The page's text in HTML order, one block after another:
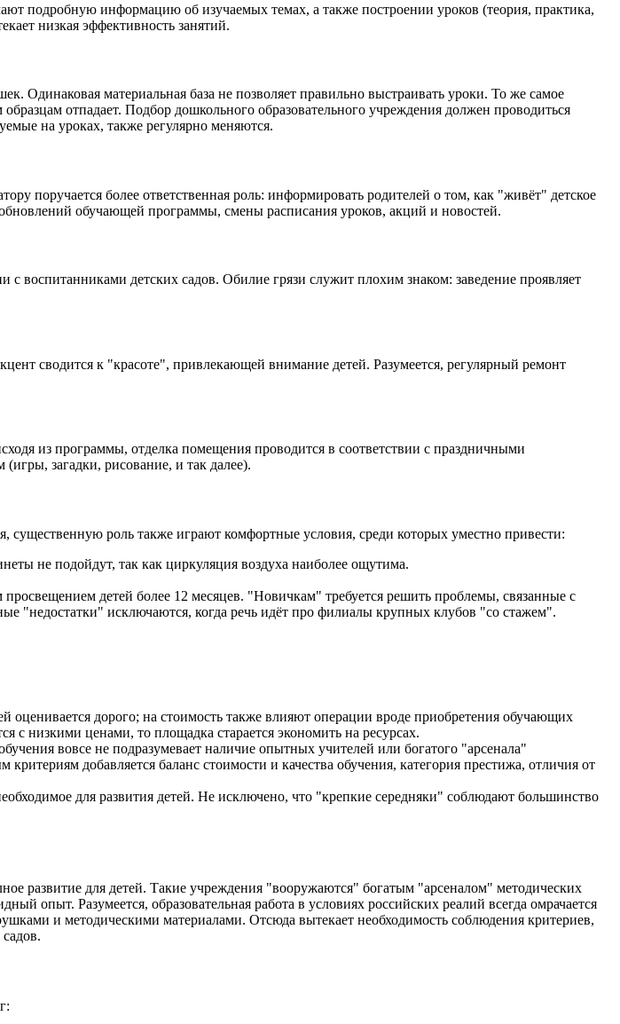
подробную информацию об изучаемых темах, а также построении уроков (теория, практика,
низкая эффективность занятий.
Одинаковая материальная база не позволяет правильно выстраивать уроки. То же самое
отпадает. Подбор дошкольного образовательного учреждения должен проводиться
на уроках, также регулярно меняются.
поручается более ответственная роль: информировать родителей о том, как "живёт" детское
обучающей программы, смены расписания уроков, акций и новостей.
с воспитанниками детских садов. Обилие грязи служит плохим знаком: заведение проявляет
сводится к "красоте", привлекающей внимание детей. Разумеется, регулярный ремонт
из программы, отделка помещения проводится в соответствии с праздничными
загадки, рисование, и так далее).
роль также играют комфортные условия, среди которых уместно привести:
не подойдут, так как циркуляция воздуха наиболее ощутима.
детей более 12 месяцев. "Новичкам" требуется решить проблемы, связанные с
"недостатки" исключаются, когда речь идёт про филиалы крупных клубов "со стажем".
оценивается дорого; на стоимость также влияют операции вроде приобретения обучающих
с низкими ценами, то площадка старается экономить на ресурсах.
вовсе не подразумевает наличие опытных учителей или богатого "арсенала"
добавляется баланс стоимости и качества обучения, категория престижа, отличия от
для развития детей. Не исключено, что "крепкие середняки" соблюдают большинство
развитие для детей. Такие учреждения "вооружаются" богатым "арсеналом" методических
опыт. Разумеется, образовательная работа в условиях российских реалий всегда омрачается
и методическими материалами. Отсюда вытекает необходимость соблюдения критериев,